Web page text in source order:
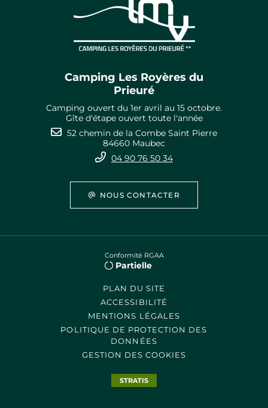
Camping Les Royères du
Prieuré
Camping ouvert du 1er avril au 15 octobre.
Gîte d'étape ouvert toute l'année
52 chemin de la Combe Saint Pierre
84660 Maubec
04 90 76 50 34
NOUS CONTACTER
Conformité RGAA
Partielle
PLAN DU SITE
ACCESSIBILITÉ
MENTIONS LÉGALES
POLITIQUE DE PROTECTION DES
DONNÉES
GESTION DES COOKIES
STRATIS